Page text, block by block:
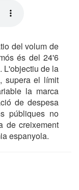
del volum de
és del 24'6
L'objectiu de la
supera el límit
la marca
de despesa
públiques no
de creixement
espanyola.